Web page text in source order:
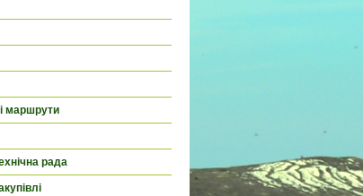
маршрути
рада